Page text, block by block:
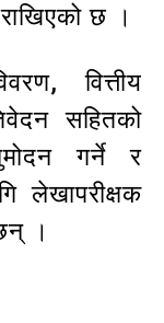
छ ।
वित्तीय
सहितको
गर्ने र
लेखापरीक्षक
।